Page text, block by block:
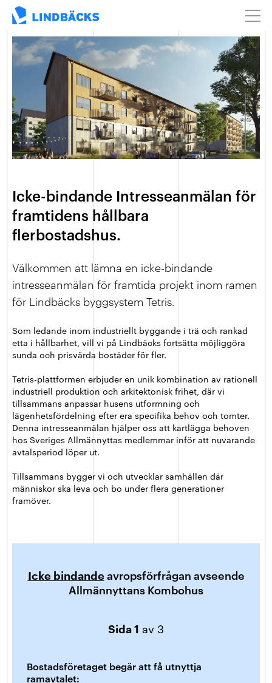
Icke-bindande Intresseanmälan för
framtidens hållbara
flerbostadshus.
Välkommen att lämna en icke-bindande
intresseanmälan för framtida projekt inom ramen
för Lindbäcks byggsystem Tetris.
Som ledande inom industriellt byggande i trä och rankad
etta i hållbarhet, vill vi på Lindbäcks fortsätta möjliggöra
sunda och prisvärda bostäder för fler.
Tetris-plattformen erbjuder en unik kombination av rationell
industriell produktion och arkitektonisk frihet, där vi
tillsammans anpassar husens utformning och
lägenhetsfördelning efter era specifika behov och tomter.
Denna intresseanmälan hjälper oss att kartlägga behoven
hos Sveriges Allmännyttas medlemmar inför att nuvarande
avtalsperiod löper ut.
Tillsammans bygger vi och utvecklar samhällen där
människor ska leva och bo under flera generationer
framöver.
Icke bindande avropsförfrågan avseende
Allmännyttans Kombohus
Sida 1 av 3
Bostadsföretaget begär att få utnyttja
ramavtalet: